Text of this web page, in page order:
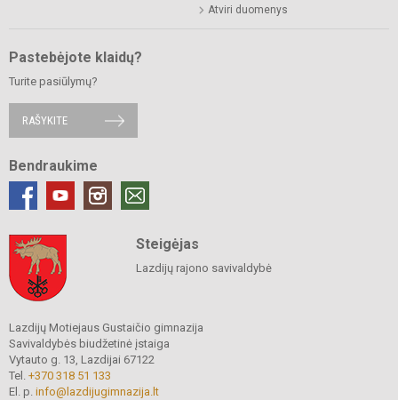
Atviri duomenys
Pastebėjote klaidų?
Turite pasiūlymų?
RAŠYKITE
Bendraukime
Steigėjas
Lazdijų rajono savivaldybė
Lazdijų Motiejaus Gustaičio gimnazija
Savivaldybės biudžetinė įstaiga
Vytauto g. 13, Lazdijai 67122
Tel. +370 318 51 133
El. p. info@lazdijugimnazija.lt